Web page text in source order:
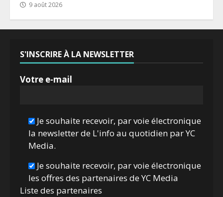
9 août 2026
S'INSCRIRE À LA NEWSLETTER
Votre e-mail
Je souhaite recevoir, par voie électronique
la newsletter de L'info au quotidien par YC
Media.
Je souhaite recevoir, par voie électronique
les offres des partenaires de YC Media
Liste des partenaires